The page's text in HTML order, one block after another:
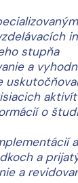
stupňa
a
o
a
a